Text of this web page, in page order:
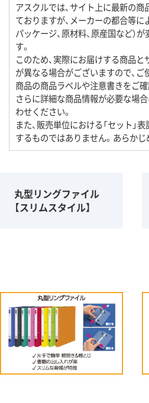
アスクルでは、サイト上に最新の
ておりますが、メーカーの都合等によ
パッケージ、原材料、原産国など）
す。
このため、実際にお届けする商品
が異なる場合がございますので、
商品の商品ラベルや注意書きをご確
さらに詳細な商品情報が必要な場
わせください。
また、販売単位における「セット」
するものではありません。あらかじ
丸型リングファイル
【スリムスタイル】